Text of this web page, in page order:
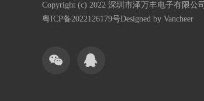
Copyright (c) 2022 深圳市泽万丰电子有限公司
粤ICP备2022126179号Designed by Vancheer